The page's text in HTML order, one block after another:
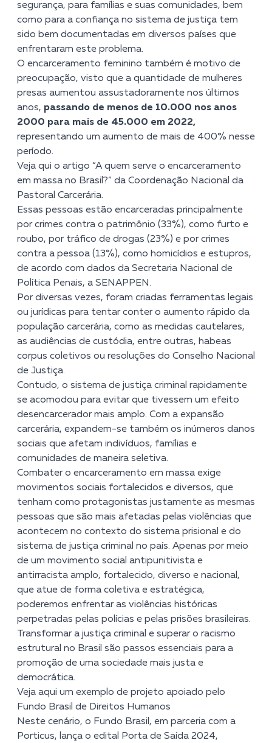
segurança, para famílias e suas comunidades, bem
como para a confiança no sistema de justiça tem
sido bem documentadas em diversos países que
enfrentaram este problema.
O encarceramento feminino também é motivo de
preocupação, visto que a quantidade de mulheres
presas aumentou assustadoramente nos últimos
anos, passando de menos de 10.000 nos anos
2000 para mais de 45.000 em 2022,
representando um aumento de mais de 400% nesse
período.
Veja qui o artigo “A quem serve o encarceramento
em massa no Brasil?” da Coordenação Nacional da
Pastoral Carcerária.
Essas pessoas estão encarceradas principalmente
por crimes contra o patrimônio (33%), como furto e
roubo, por tráfico de drogas (23%) e por crimes
contra a pessoa (13%), como homicídios e estupros,
de acordo com dados da Secretaria Nacional de
Política Penais, a SENAPPEN.
Por diversas vezes, foram criadas ferramentas legais
ou jurídicas para tentar conter o aumento rápido da
população carcerária, como as medidas cautelares,
as audiências de custódia, entre outras, habeas
corpus coletivos ou resoluções do Conselho Nacional
de Justiça.
Contudo, o sistema de justiça criminal rapidamente
se acomodou para evitar que tivessem um efeito
desencarcerador mais amplo. Com a expansão
carcerária, expandem-se também os inúmeros danos
sociais que afetam indivíduos, famílias e
comunidades de maneira seletiva.
Combater o encarceramento em massa exige
movimentos sociais fortalecidos e diversos, que
tenham como protagonistas justamente as mesmas
pessoas que são mais afetadas pelas violências que
acontecem no contexto do sistema prisional e do
sistema de justiça criminal no país. Apenas por meio
de um movimento social antipunitivista e
antirracista amplo, fortalecido, diverso e nacional,
que atue de forma coletiva e estratégica,
poderemos enfrentar as violências históricas
perpetradas pelas polícias e pelas prisões brasileiras.
Transformar a justiça criminal e superar o racismo
estrutural no Brasil são passos essenciais para a
promoção de uma sociedade mais justa e
democrática.
Veja aqui um exemplo de projeto apoiado pelo
Fundo Brasil de Direitos Humanos
Neste cenário, o Fundo Brasil, em parceria com a
Porticus, lança o edital Porta de Saída 2024,